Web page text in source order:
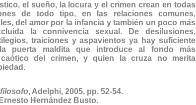
el sueño, la locura y el crimen crean en todas
de todo tipo, en las relaciones comunes,
del amor por la infancia y también un poco más
la connivencia sexual. De desilusiones,
traiciones y aspavientos ya hay suficiente
puerta maldita que introduce al fondo más
del crimen, y quien la cruza no merita
, Adelphi, 2005, pp. 52-54.
Hernández Busto.